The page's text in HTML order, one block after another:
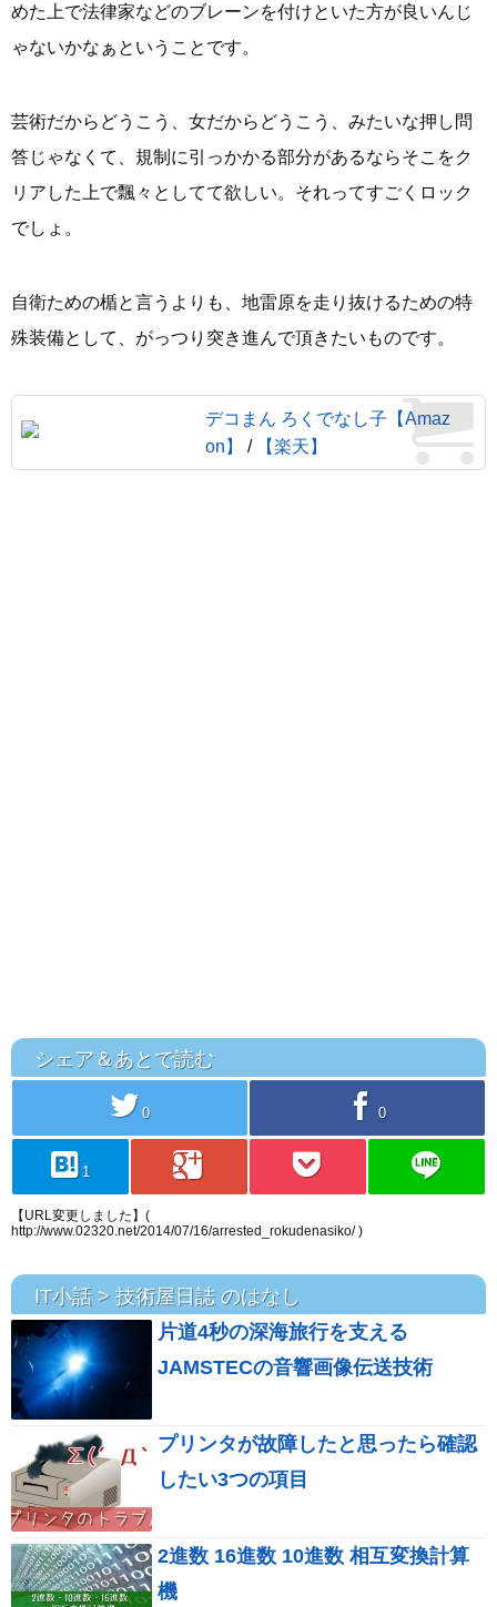
めた上で法律家などのブレーンを付けといた方が良いんじ
ゃないかなぁということです。
芸術だからどうこう、女だからどうこう、みたいな押し問
答じゃなくて、規制に引っかかる部分があるならそこをク
リアした上で飄々としてて欲しい。それってすごくロック
でしょ。
自衛ための楯と言うよりも、地雷原を走り抜けるための特
殊装備として、がっつり突き進んで頂きたいものです。
デコまん ろくでなし子【Amaz
on】
/ 【楽天】
シェア＆あとで読む
twitter 0 facebook 0
hatebu 1 googleplus pocket line
【URL変更しました】(
http://www.02320.net/2014/07/16/arrested_rokudenasiko/ )
IT小話 > 技術屋日誌 のはなし
片道4秒の深海旅行を支える
JAMSTECの音響画像伝送技術
プリンタが故障したと思ったら確認
したい3つの項目
2進数 16進数 10進数 相互変換計算
機